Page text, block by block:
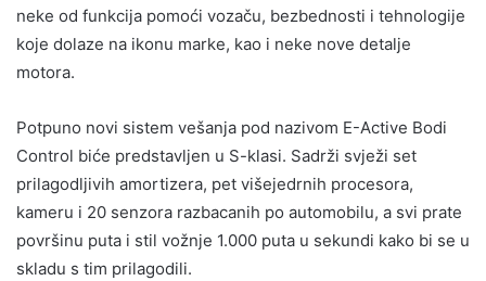
neke od funkcija pomoći vozaču, bezbednosti i tehnologije
koje dolaze na ikonu marke, kao i neke nove detalje
motora.
Potpuno novi sistem vešanja pod nazivom E-Active Bodi
Control biće predstavljen u S-klasi. Sadrži svježi set
prilagodljivih amortizera, pet višejedrnih procesora,
kameru i 20 senzora razbacanih po automobilu, a svi prate
površinu puta i stil vožnje 1.000 puta u sekundi kako bi se u
skladu s tim prilagodili.